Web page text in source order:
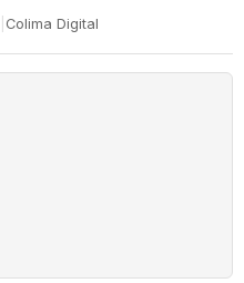
Colima Digital